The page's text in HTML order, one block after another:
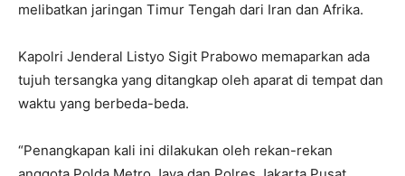
melibatkan jaringan Timur Tengah dari Iran dan Afrika.
Kapolri Jenderal Listyo Sigit Prabowo memaparkan ada
tujuh tersangka yang ditangkap oleh aparat di tempat dan
waktu yang berbeda-beda.
“Penangkapan kali ini dilakukan oleh rekan-rekan